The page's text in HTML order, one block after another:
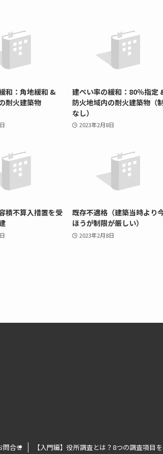
和：角地緩和 &
耐火建築物
建ぺい率の緩和：80％指定
防火地域内の耐火建築物（
なし）
2023年2月8日
積不算入措置を受
既存不適格（建築当時より
ほうが制限が厳しい）
2023年2月8日
問合せ 【入門編】役所調査とは？8つの調査項目